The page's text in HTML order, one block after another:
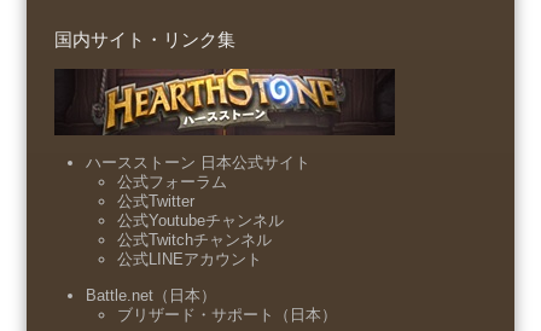
国内サイト・リンク集
ハースストーン 日本公式サイト
公式フォーラム
公式Twitter
公式Youtubeチャンネル
公式Twitchチャンネル
公式LINEアカウント
Battle.net（日本）
ブリザード・サポート（日本）